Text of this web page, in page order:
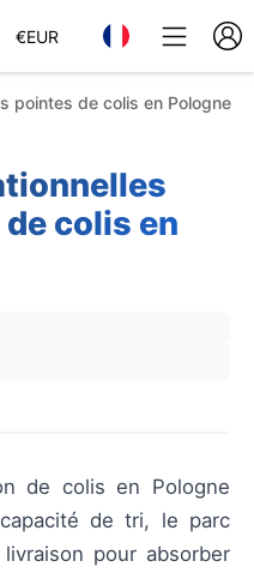
€EUR
pointes de colis en Pologne
colis en
de colis en Pologne
de tri, le parc
pour absorber